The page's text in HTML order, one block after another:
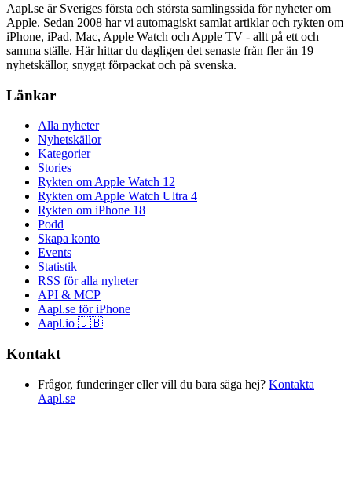
Aapl.se är Sveriges första och största samlingssida för nyheter om
Apple. Sedan 2008 har vi automagiskt samlat artiklar och rykten om
iPhone, iPad, Mac, Apple Watch och Apple TV - allt på ett och
samma ställe. Här hittar du dagligen det senaste från fler än 19
nyhetskällor, snyggt förpackat och på svenska.
Länkar
Alla nyheter
Nyhetskällor
Kategorier
Stories
Rykten om Apple Watch 12
Rykten om Apple Watch Ultra 4
Rykten om iPhone 18
Podd
Skapa konto
Events
Statistik
RSS för alla nyheter
API & MCP
Aapl.se för iPhone
Aapl.io 🇬🇧
Kontakt
Frågor, funderinger eller vill du bara säga hej? Kontakta
Aapl.se